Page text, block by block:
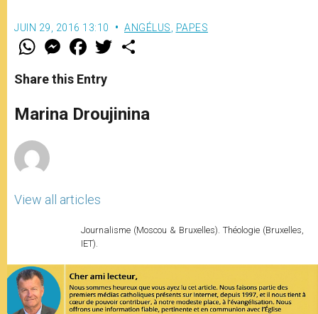
JUIN 29, 2016 13:10 ANGÉLUS PAPES
W
t
s
p
p
M
e
s
e
g
e
F
a
e
b
o
k
w
r
Share this Entry
Marina Droujinina
View all articles
Journalisme (Moscou & Bruxelles). Théologie (Bruxelles,
IET).